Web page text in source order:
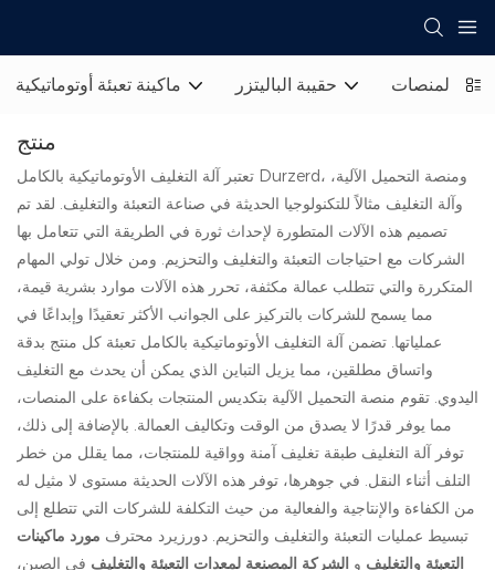
ماكينة تعبئة أوتوماتيكية حقيبة الباليتزر المنصات
منتج
تعتبر آلة التغليف الأوتوماتيكية بالكامل Durzerd، ومنصة التحميل الآلية،
وآلة التغليف مثالاً للتكنولوجيا الحديثة في صناعة التعبئة والتغليف. لقد تم
تصميم هذه الآلات المتطورة لإحداث ثورة في الطريقة التي تتعامل بها
الشركات مع احتياجات التعبئة والتغليف والتحزيم. ومن خلال تولي المهام
المتكررة والتي تتطلب عمالة مكثفة، تحرر هذه الآلات موارد بشرية قيمة،
مما يسمح للشركات بالتركيز على الجوانب الأكثر تعقيدًا وإبداعًا في
عملياتها. تضمن آلة التغليف الأوتوماتيكية بالكامل تعبئة كل منتج بدقة
واتساق مطلقين، مما يزيل التباين الذي يمكن أن يحدث مع التغليف
اليدوي. تقوم منصة التحميل الآلية بتكديس المنتجات بكفاءة على المنصات،
مما يوفر قدرًا لا يصدق من الوقت وتكاليف العمالة. بالإضافة إلى ذلك،
توفر آلة التغليف طبقة تغليف آمنة وواقية للمنتجات، مما يقلل من خطر
التلف أثناء النقل. في جوهرها، توفر هذه الآلات الحديثة مستوى لا مثيل له
من الكفاءة والإنتاجية والفعالية من حيث التكلفة للشركات التي تتطلع إلى
تبسيط عمليات التعبئة والتغليف والتحزيم. دورزيرد محترف مورد ماكينات
التعبئة والتغليف و الشركة المصنعة لمعدات التعبئة والتغليف في الصين،